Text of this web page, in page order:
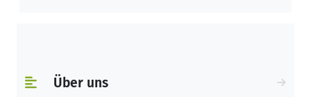
Über uns